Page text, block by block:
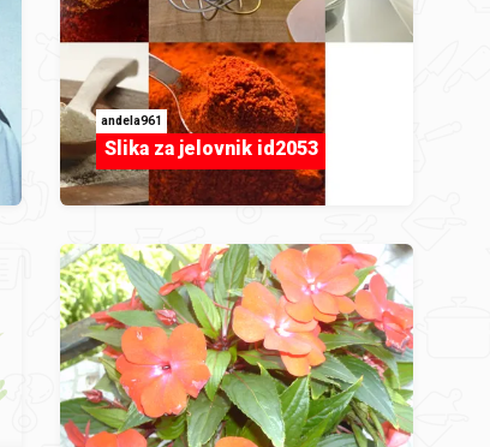
andela961
Slika za jelovnik id2053